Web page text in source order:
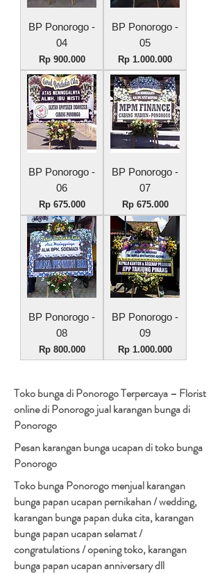
BP Ponorogo -
04
Harga
Rp 900.000
BP Ponorogo -
05
Harga
Rp 1.000.000
BP Ponorogo -
06
Harga
Rp 675.000
BP Ponorogo -
07
Harga
Rp 675.000
BP Ponorogo -
08
Harga
Rp 800.000
BP Ponorogo -
09
Harga
Rp 1.000.000
Toko bunga di Ponorogo Terpercaya – Florist
online di Ponorogo jual karangan bunga di
Ponorogo
Pesan karangan bunga ucapan di toko bunga
Ponorogo
Toko bunga Ponorogo menjual karangan
bunga papan ucapan pernikahan / wedding,
karangan bunga papan duka cita, karangan
bunga papan ucapan selamat /
congratulations / opening toko, karangan
bunga papan ucapan anniversary dll